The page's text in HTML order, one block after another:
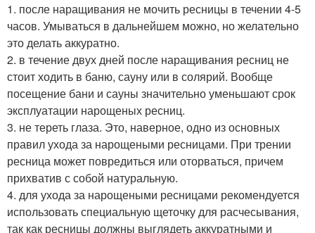
1. после наращивания не мочить ресницы в течении 4-5
часов. Умываться в дальнейшем можно, но желательно
это делать аккуратно.
2. в течение двух дней после наращивания ресниц не
стоит ходить в баню, сауну или в солярий. Вообще
посещение бани и сауны значительно уменьшают срок
эксплуатации нарощеных ресниц.
3. не тереть глаза. Это, наверное, одно из основных
правил ухода за нарощеными ресницами. При трении
ресница может повредиться или оторваться, причем
прихватив с собой натуральную.
4. для ухода за нарощеными ресницами рекомендуется
использовать специальную щеточку для расчесывания,
так как ресницы должны выглядеть аккуратными и